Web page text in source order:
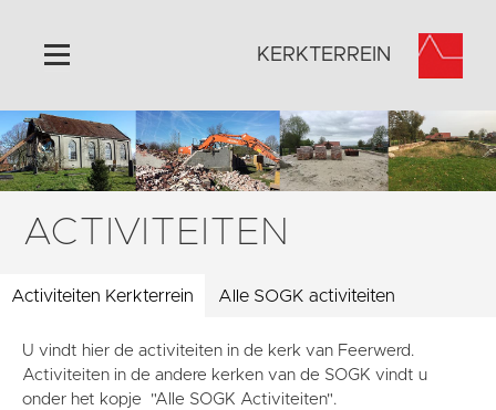
Home
Algemeen
Historie
Activiteiten
Contact
Vaktaal
KERKTERREIN
ACTIVITEITEN
Activiteiten Kerkterrein Alle SOGK activiteiten
U vindt hier de activiteiten in de kerk van Feerwerd.
Activiteiten in de andere kerken van de SOGK vindt u
onder het kopje "Alle SOGK Activiteiten".